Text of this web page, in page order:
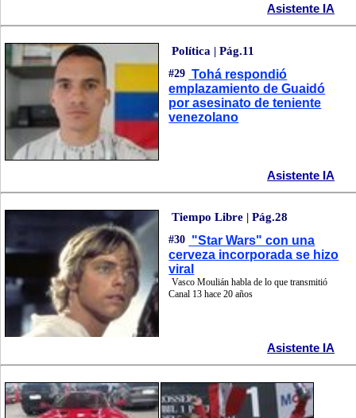
Asistente IA
Política | Pág.11
#29 Tohá respondió
emplazamiento de Guaidó
por asesinato de teniente
venezolano
Asistente IA
Tiempo Libre | Pág.28
#30 "Star Wars" con una
cerveza incorporada se hizo
viral
Vasco Moulián habla de lo que transmitió
Canal 13 hace 20 años
Asistente IA